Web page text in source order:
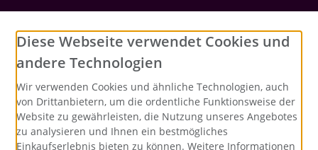
Social Media
Diese Webseite verwendet Cookies und
andere Technologien
Wir verwenden Cookies und ähnliche Technologien, auch
von Drittanbietern, um die ordentliche Funktionsweise der
Website zu gewährleisten, die Nutzung unseres Angebotes
zu analysieren und Ihnen ein bestmögliches
Einkaufserlebnis bieten zu können. Weitere Informationen